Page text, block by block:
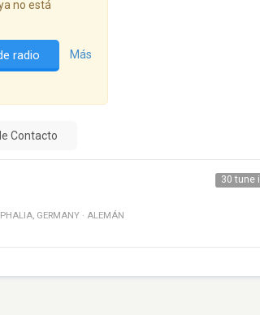
no está
radio Más
Contacto
30 tune
, GERMANY · ALEMÁN